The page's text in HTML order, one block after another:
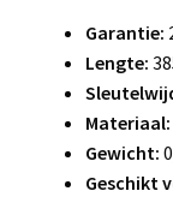
Garantie:
Lengte:
Materiaal:
Gewicht:
Geschikt